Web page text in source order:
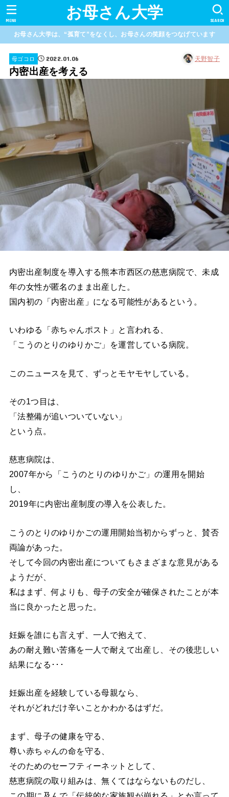
お母さん大学 SEARCH
MENU
お母さん大学は、“孤育て”をなくし、お母さんの笑顔をつなげています
母ゴコロ 2022.01.06 天野智子
内密出産を考える
内密出産制度を導入する熊本市西区の慈恵病院で、未成
年の女性が匿名のまま出産した。
国内初の「内密出産」になる可能性があるという。
いわゆる「赤ちゃんポスト」と言われる、
「こうのとりのゆりかご」を運営している病院。
このニュースを見て、ずっとモヤモヤしている。
その1つ目は、
「法整備が追いついていない」
という点。
慈恵病院は、
2007年から「こうのとりのゆりかご」の運用を開始
し、
2019年に内密出産制度の導入を公表した。
こうのとりのゆりかごの運用開始当初からずっと、賛否
両論があった。
そして今回の内密出産についてもさまざまな意見がある
ようだが、
私はまず、何よりも、母子の安全が確保されたことが本
当に良かったと思った。
妊娠を誰にも言えず、一人で抱えて、
あの耐え難い苦痛を一人で耐えて出産し、その後悲しい
結果になる･･･
妊娠出産を経験している母親なら、
それがどれだけ辛いことかわかるはずだ。
まず、母子の健康を守る、
尊い赤ちゃんの命を守る、
そのためのセーフティーネットとして、
慈恵病院の取り組みは、無くてはならないものだし、